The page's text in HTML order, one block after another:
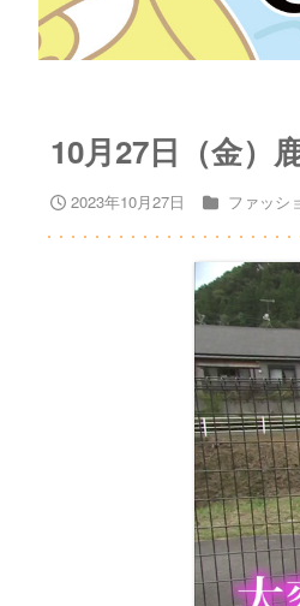
10月27日（金）
2023年10月27日 ファッシ